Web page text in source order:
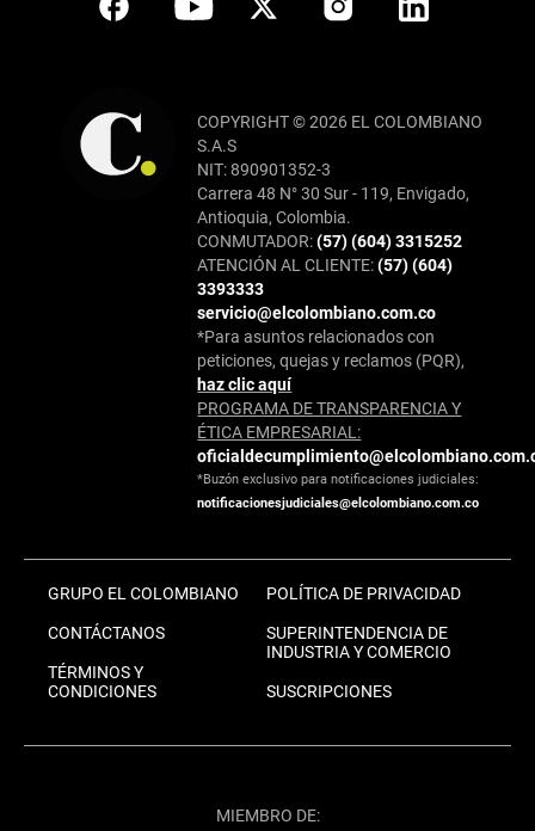
COPYRIGHT © 2026 EL COLOMBIANO
S.A.S
NIT: 890901352-3
Carrera 48 N° 30 Sur - 119, Envigado,
Antioquia, Colombia.
CONMUTADOR:(57) (604) 3315252
ATENCIÓN AL CLIENTE:(57) (604)
3393333
servicio@elcolombiano.com.co
*Para asuntos relacionados con
peticiones, quejas y reclamos (PQR),
haz clic aquí
PROGRAMA DE TRANSPARENCIA Y
ÉTICA EMPRESARIAL:
*Buzón exclusivo para notificaciones judiciales:
notificacionesjudiciales@elcolombiano.com.co
GRUPO EL COLOMBIANO
CONTÁCTANOS
TÉRMINOS Y
CONDICIONES
POLÍTICA DE PRIVACIDAD
SUPERINTENDENCIA DE
INDUSTRIA Y COMERCIO
SUSCRIPCIONES
MIEMBRO DE: